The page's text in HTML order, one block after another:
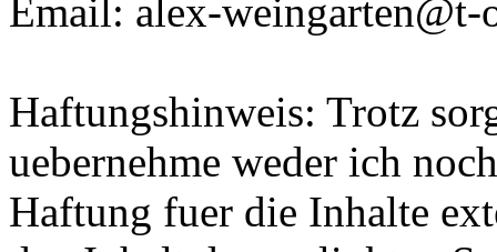
Email: alex-weingarten@t-
Haftungshinweis: Trotz
uebernehme weder ich
Haftung fuer die Inhalte